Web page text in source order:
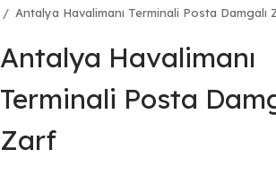
/ Antalya Havalimanı Terminali Posta Damgalı
Antalya Havalimanı
Terminali Posta
Zarf